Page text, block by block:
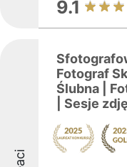
9.1
Fotograf
Ślubna |
| Sesje